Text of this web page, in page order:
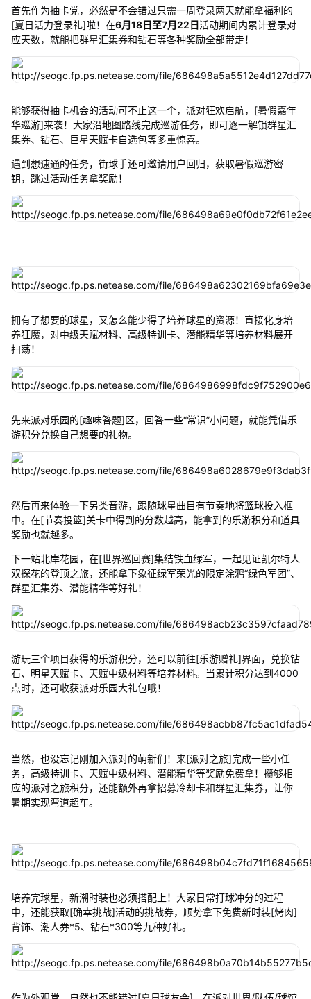
首先作为抽卡党，必然是不会错过只需一周登录两天就能拿福利的
[夏日活力登录礼]啦！在6月18日至7月22日活动期间内累计登录对
应天数，就能把群星汇集券和钻石等各种奖励全部带走！
能够获得抽卡机会的活动可不止这一个，派对狂欢启航，[暑假嘉年
华巡游]来袭！大家沿地图路线完成巡游任务，即可逐一解锁群星汇
集券、钻石、巨星天赋卡自选包等多重惊喜。
遇到想速通的任务，街球手还可邀请用户回归，获取暑假巡游密
钥，跳过活动任务拿奖励！
拥有了想要的球星，又怎么能少得了培养球星的资源！直接化身培
养狂魔，对中级天赋材料、高级特训卡、潜能精华等培养材料展开
扫荡！
先来派对乐园的[趣味答题]区，回答一些“常识”小问题，就能凭借乐
游积分兑换自己想要的礼物。
然后再来体验一下另类音游，跟随球星曲目有节奏地将篮球投入框
中。在[节奏投篮]关卡中得到的分数越高，能拿到的乐游积分和道具
奖励也就越多。
下一站北岸花园，在[世界巡回赛]集结铁血绿军，一起见证凯尔特人
双探花的登顶之旅，还能拿下象征绿军荣光的限定涂鸦“绿色军团”、
群星汇集券、潜能精华等好礼！
游玩三个项目获得的乐游积分，还可以前往[乐游赠礼]界面，兑换钻
石、明星天赋卡、天赋中级材料等培养材料。当累计积分达到4000
点时，还可收获派对乐园大礼包哦！
当然，也没忘记刚加入派对的萌新们！来[派对之旅]完成一些小任
务，高级特训卡、天赋中级材料、潜能精华等奖励免费拿！攒够相
应的派对之旅积分，还能额外再拿招募冷却卡和群星汇集券，让你
暑期实现弯道超车。
培养完球星，新潮时装也必须搭配上！大家日常打球冲分的过程
中，还能获取[确幸挑战]活动的挑战券，顺势拿下免费新时装[烤肉]
背饰、潮人券*5、钻石*300等九种好礼。